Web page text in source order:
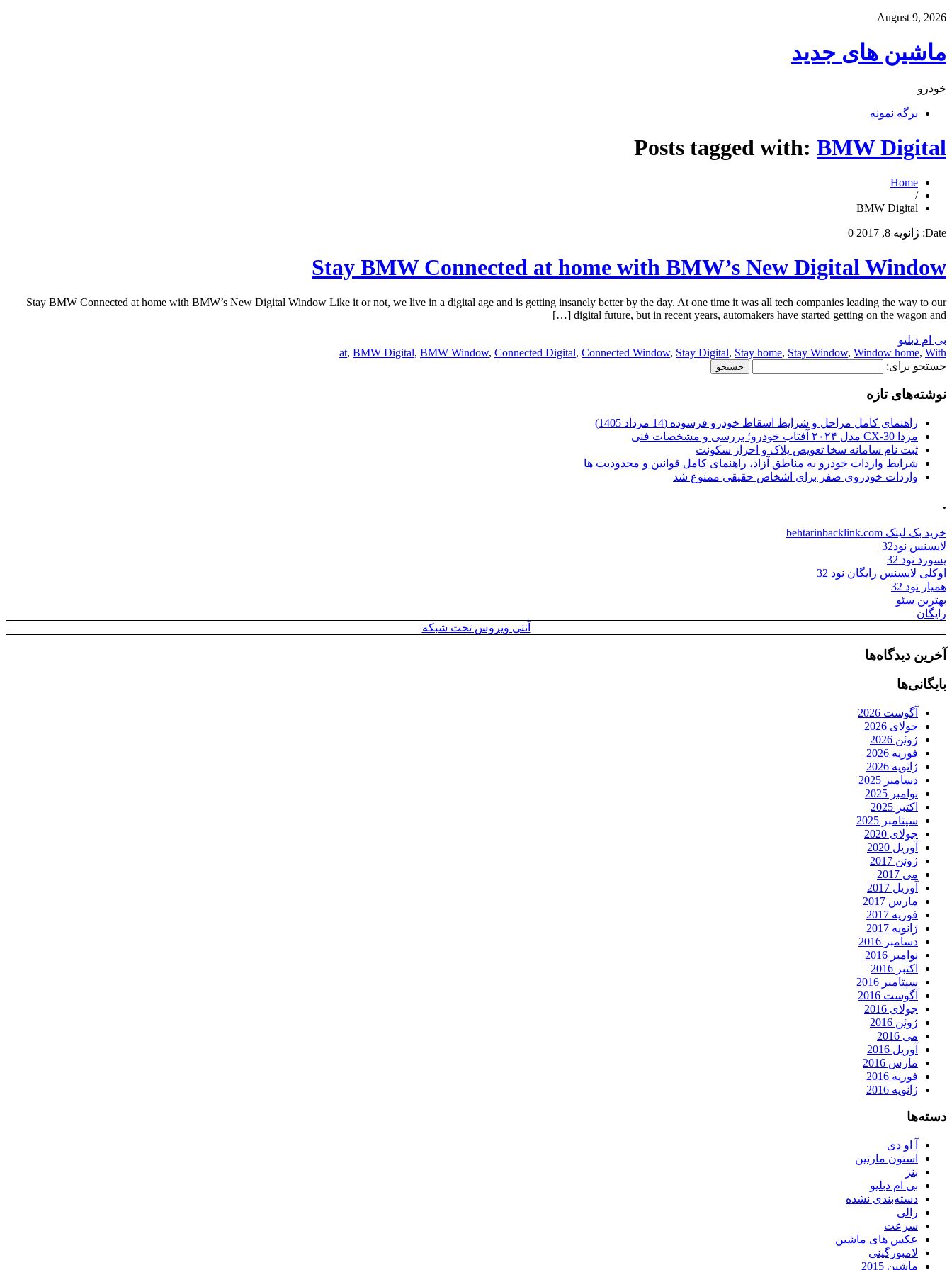
August 9, 2026
ماشین های جدید
خودرو
برگه نمونه
Posts tagged with: BMW Digital
Home
/
BMW Digital
Date: ژانویه 8, 2017 0
Stay BMW Connected at home with BMW’s New Digital Window
Stay BMW Connected at home with BMW’s New Digital Window Like it or not, we live in a digital age and is getting insanely better by the day. At one time it was all tech companies leading the way to our
digital future, but in recent years, automakers have started getting on the wagon and […]
بی ام دبلیو
at, BMW Digital, BMW Window, Connected Digital, Connected Window, Stay Digital, Stay home, Stay Window, Window home, With
جستجو برای:
نوشته‌های تازه
راهنمای کامل مراحل و شرایط اسقاط خودرو فرسوده (14 مرداد 1405)
مزدا CX-30 مدل ۲۰۲۴ آفتاب خودرو؛ بررسی و مشخصات فنی
ثبت نام سامانه سخا تعویض پلاک و احراز سکونت
شرایط واردات خودرو به مناطق آزاد، راهنمای کامل قوانین و محدودیت ها
واردات خودروی صفر برای اشخاص حقیقی ممنوع شد
.
خرید بک لینک behtarinbacklink.com
لایسنس نود32
پسورد نود 32
اوکلی لایسنس رایگان نود 32
همیار نود 32
بهترین سئو
رایگان
آنتی ویروس تحت شبکه
آخرین دیدگاه‌ها
بایگانی‌ها
آگوست 2026
جولای 2026
ژوئن 2026
فوریه 2026
ژانویه 2026
دسامبر 2025
نوامبر 2025
اکتبر 2025
سپتامبر 2025
جولای 2020
آوریل 2020
ژوئن 2017
می 2017
آوریل 2017
مارس 2017
فوریه 2017
ژانویه 2017
دسامبر 2016
نوامبر 2016
اکتبر 2016
سپتامبر 2016
آگوست 2016
جولای 2016
ژوئن 2016
می 2016
آوریل 2016
مارس 2016
فوریه 2016
ژانویه 2016
دسته‌ها
آ او دی
استون مارتین
بنز
بی ام دبلیو
دسته‌بندی نشده
رالی
سرعت
عکس های ماشین
لامبورگینی
ماشین 2015